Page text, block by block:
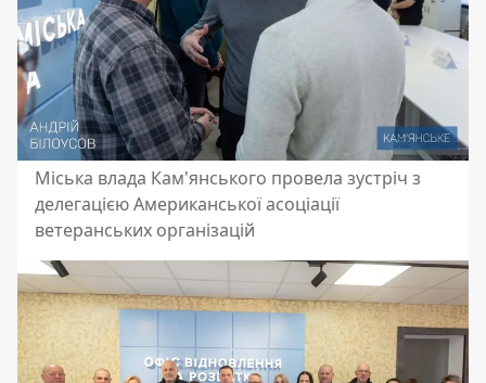
Міська влада Кам'янського провела зустріч з
делегацією Американської асоціації
ветеранських організацій